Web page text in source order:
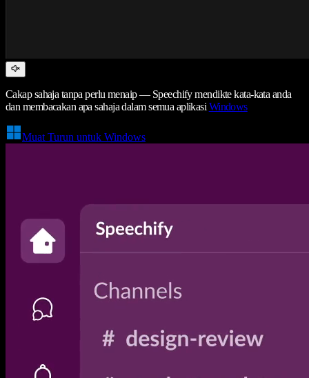
Cakap sahaja tanpa perlu menaip — Speechify mendikte kata-kata anda
dan membacakan apa sahaja dalam semua aplikasi Windows
Muat Turun untuk Windows